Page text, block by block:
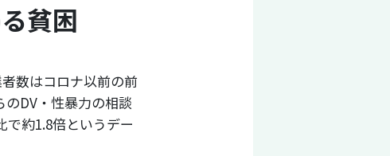
貧困
数はコロナ以前の前
DV・性暴力の相談
で約1.8倍というデー